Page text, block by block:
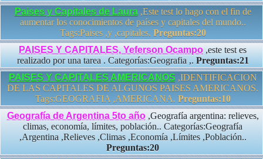
Paises y Capitales de Laura,Este test lo hago con el fin de
aumentar los conocimientos de países y capitales del mundo..
Tags:Paises ,y ,capitales. Preguntas:20
PAISES Y CAPITALES, Yeferson Ocampo ,este test es
realizado por una tarea . Categorías:Geografia ,. Preguntas:21
PAISES Y CAPITALES AMERICANOS ,IDENTIFICACION
DE LAS CAPITALES DE ALGUNOS PAISES AMERICANOS.
Tags:GEOGRAFIA ,AMERICANA. Preguntas:10
Geografía de Argentina 5to año,Geografía argentina: relieves,
climas, economía, límites, población.. Categorías:Geografía
,Argentina ,Relieves ,Climas ,Economía ,Límites ,Población..
Preguntas:20